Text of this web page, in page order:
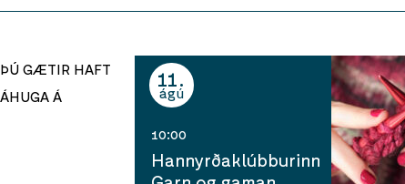
ÞÚ GÆTIR HAFT
ÁHUGA Á
11
ágú
10:00
Hannyrðaklúbburinn